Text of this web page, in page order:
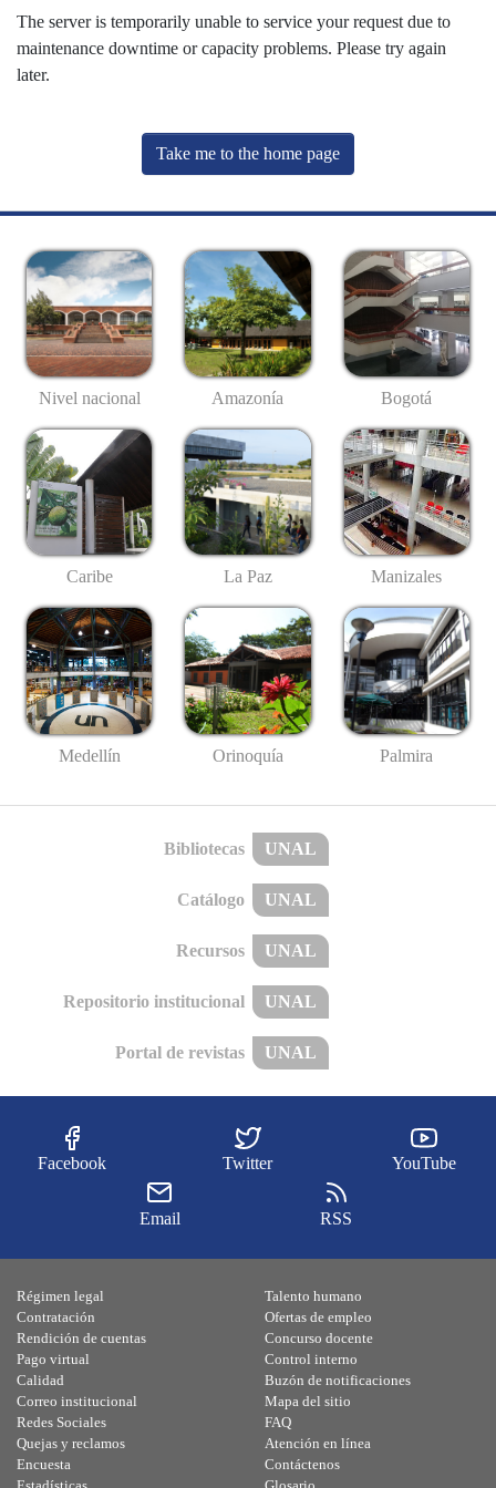
The server is temporarily unable to service your request due to
maintenance downtime or capacity problems. Please try again
later.
Take me to the home page
Nivel nacional Amazonía Bogotá
Caribe La Paz Manizales
Medellín Orinoquía Palmira
Bibliotecas UNAL
Catálogo UNAL
Recursos UNAL
Repositorio institucional UNAL
Portal de revistas UNAL
Facebook Twitter YouTube
Email RSS
Régimen legal
Contratación
Rendición de cuentas
Pago virtual
Calidad
Talento humano
Ofertas de empleo
Concurso docente
Control interno
Buzón de notificaciones
Correo institucional
Redes Sociales
Quejas y reclamos
Encuesta
Mapa del sitio
FAQ
Atención en línea
Contáctenos